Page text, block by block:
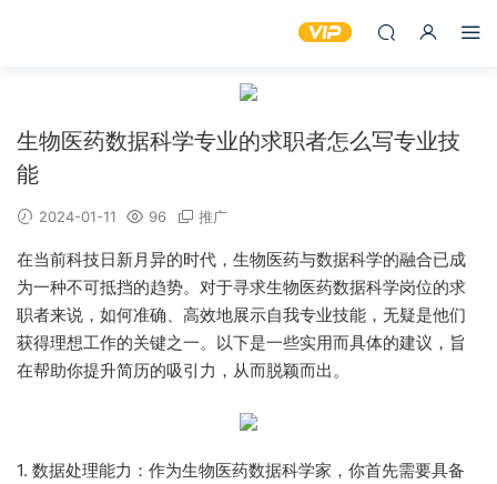
生物医药数据科学专业的求职者怎么写专业技
能
2024-01-11 96 推广
在当前科技日新月异的时代，生物医药与数据科学的融合已成
为一种不可抵挡的趋势。对于寻求生物医药数据科学岗位的求
职者来说，如何准确、高效地展示自我专业技能，无疑是他们
获得理想工作的关键之一。以下是一些实用而具体的建议，旨
在帮助你提升简历的吸引力，从而脱颖而出。
1. 数据处理能力：作为生物医药数据科学家，你首先需要具备